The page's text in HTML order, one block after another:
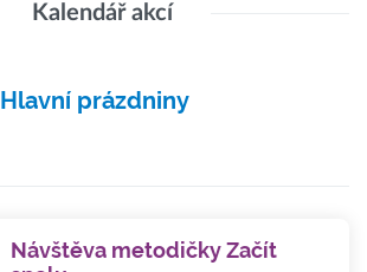
Kalendář akcí
Hlavní prázdniny
Návštěva metodičky Začít